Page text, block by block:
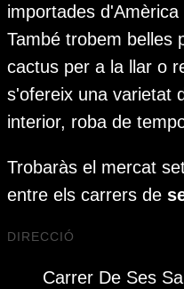
importades d'Amèrica
També trobem belles
cactus per a la llar o
s'ofereix una varietat
interior, roba de
Trobaràs el mercat
entre els carrers de
DIRECCIÓ
Carrer De Ses